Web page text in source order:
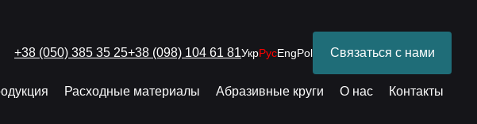
+38 (050) 385 35 25+38 (098) 104 61 81УкрРусEngPol Связаться с нами
Расходные материалы Абразивные круги О нас Контакты